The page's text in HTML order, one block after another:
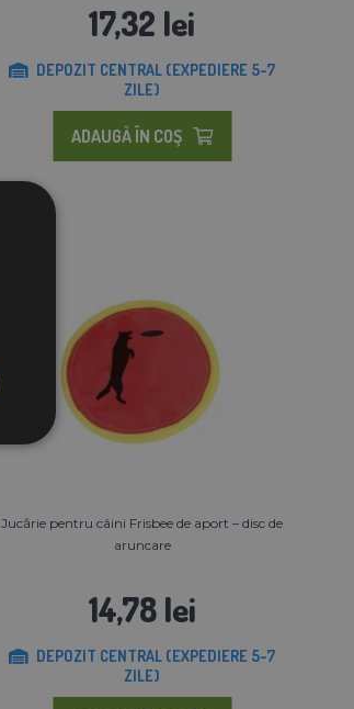
17,32 lei
DEPOZIT CENTRAL (EXPEDIERE 5-7
ZILE)
ADAUGĂ ÎN COŞ
Jucărie pentru câini Frisbee de aport – disc de
aruncare
14,78 lei
DEPOZIT CENTRAL (EXPEDIERE 5-7
ZILE)